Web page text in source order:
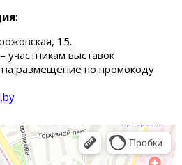
:
15.
– участникам выставок
размещение по промокоду